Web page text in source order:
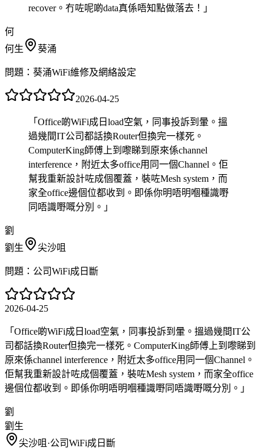
recover。冇咗呢啲data真係唔知點做落去！
」
何
何生
葵涌
問題： 葵涌WiFi維修及網絡設定
2026-04-25
「 Office啲WiFi成日load空氣，同事投訴到暈。搵
過幾間IT公司都話換Router但換完一樣死。
ComputerKing師傅上到嚟睇到原來係channel
interference，附近太多office用同一個Channel。佢
幫我重新設計咗成個覆蓋，裝咗Mesh system，而
家全office邊個位都收到。即係你明唔明嗰種識嘢
同唔識嘢嘅分別。 」
劉
劉生
尖沙咀
問題： 公司WiFi成日斷
2026-04-25
「 Office啲WiFi成日load空氣，同事投訴到暈。搵過幾間IT公
司都話換Router但換完一樣死。ComputerKing師傅上到嚟睇到
原來係channel interference，附近太多office用同一個Channel。
佢幫我重新設計咗成個覆蓋，裝咗Mesh system，而家全office
邊個位都收到。即係你明唔明嗰種識嘢同唔識嘢嘅分別。 」
劉
劉生
尖沙咀 ·公司WiFi成日斷